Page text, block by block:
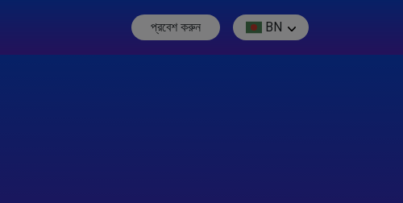
প্রবেশ করুন BN